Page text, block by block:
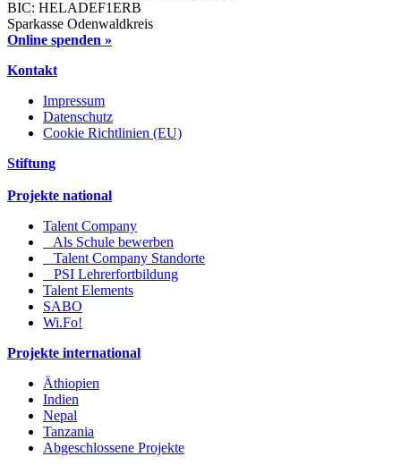
BIC: HELADEF1ERB
Sparkasse Odenwaldkreis
Online spenden »
Kontakt
Impressum
Datenschutz
Cookie Richtlinien (EU)
Stiftung
Projekte national
Talent Company
Als Schule bewerben
Talent Company Standorte
PSI Lehrerfortbildung
Talent Elements
SABO
Wi.Fo!
Projekte international
Äthiopien
Indien
Nepal
Tanzania
Abgeschlossene Projekte